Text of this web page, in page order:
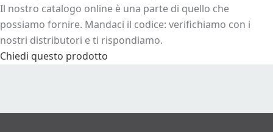
Il nostro catalogo online è una parte di quello che
possiamo fornire. Mandaci il codice: verifichiamo con i
nostri distributori e ti rispondiamo.
Chiedi questo prodotto